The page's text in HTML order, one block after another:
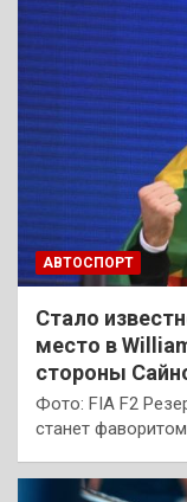
АВТОСПОРТ
Стало
место в
стороны
Фото: FIA F2
станет